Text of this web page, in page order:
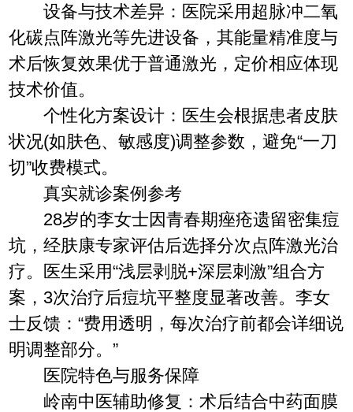
设备与技术差异：医院采用超脉冲二氧
化碳点阵激光等先进设备，其能量精准度与
术后恢复效果优于普通激光，定价相应体现
技术价值。
个性化方案设计：医生会根据患者皮肤
状况(如肤色、敏感度)调整参数，避免“一刀
切”收费模式。
真实就诊案例参考
28岁的李女士因青春期痤疮遗留密集痘
坑，经肤康专家评估后选择分次点阵激光治
疗。医生采用“浅层剥脱+深层刺激”组合方
案，3次治疗后痘坑平整度显著改善。李女
士反馈：“费用透明，每次治疗前都会详细说
明调整部分。”
医院特色与服务保障
岭南中医辅助修复：术后结合中药面膜